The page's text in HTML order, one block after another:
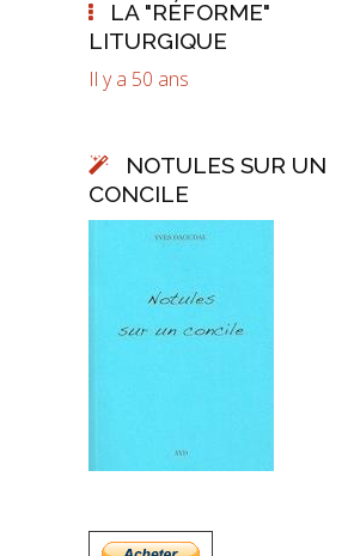
LA "RÉFORME"
LITURGIQUE
Il y a 50 ans
NOTULES SUR UN
CONCILE